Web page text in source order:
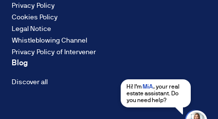
amortisation
system
of
constant
The
interest
rate
Decarbonisation
ENERGY RATING
Energy
consumption:
Privacy Policy
Cookies Policy
Legal Notice
Whistleblowing Channel
Privacy Policy of Intervener
Blog
Discover all
Hi! I’m MiA, your real
estate assistant. Do
you need help?